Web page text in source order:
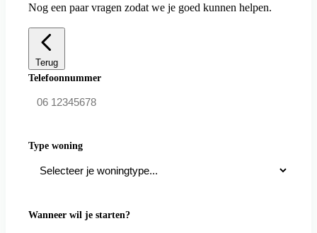
Nog een paar vragen zodat we je goed kunnen helpen.
Terug
Telefoonnummer
Type woning
Wanneer wil je starten?